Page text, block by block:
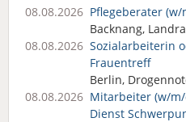
08.08.2026 Pflegeberater (w/
Backnang,
08.08.2026 Sozialarbeiterin
Frauentreff
Berlin,
08.08.2026 Mitarbeiter (w/
Dienst